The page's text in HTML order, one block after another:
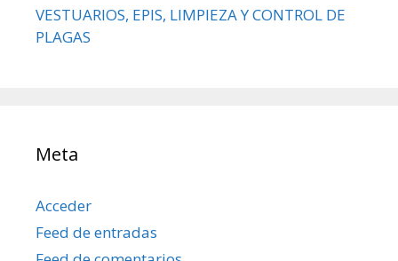
VESTUARIOS, EPIS, LIMPIEZA Y CONTROL DE
PLAGAS
Meta
Acceder
Feed de entradas